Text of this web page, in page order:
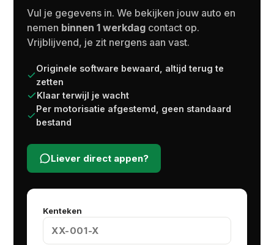
Vul je gegevens in. We bekijken jouw auto en
nemen binnen 1 werkdag contact op.
Vrijblijvend, je zit nergens aan vast.
Originele software bewaard, altijd terug te
zetten
Klaar terwijl je wacht
Per motorisatie afgestemd, geen standaard
bestand
Liever direct appen?
Kenteken